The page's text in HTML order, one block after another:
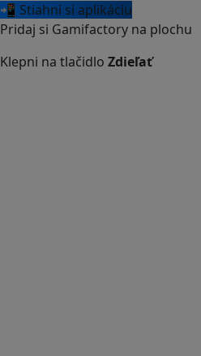
📲 Stiahni si aplikáciu
Pridaj si Gamifactory na plochu
Klepni na tlačidlo Zdieľať